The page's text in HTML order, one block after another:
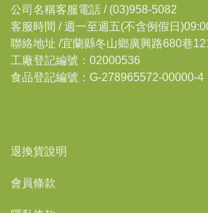
公司名稱客服電話 / (03)958-5082
客服時間 / 週一至週五(不含例假日
聯絡地址 /宜蘭縣冬山鄉廣興路680巷
工廠登記編號：02000536
食品登記編號：G-278965572-00000-4
退換貨說明
會員條款